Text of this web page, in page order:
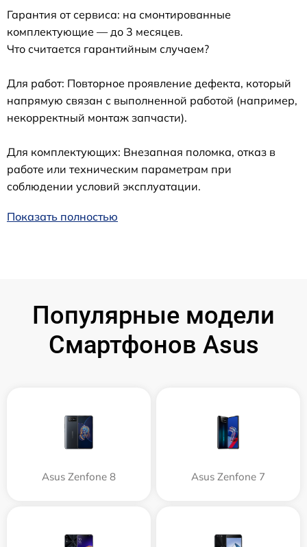
Гарантия от сервиса: на смонтированные
комплектующие — до 3 месяцев.
Что считается гарантийным случаем?
Для работ: Повторное проявление дефекта, который
напрямую связан с выполненной работой (например,
некорректный монтаж запчасти).
Для комплектующих: Внезапная поломка, отказ в
работе или техническим параметрам при
соблюдении условий эксплуатации.
Показать полностью
Популярные модели
Смартфонов Asus
Asus Zenfone 8 Asus Zenfone 7